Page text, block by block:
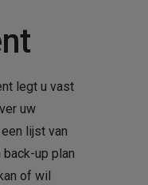
legt u vast
uw
lijst van
up plan
of wil